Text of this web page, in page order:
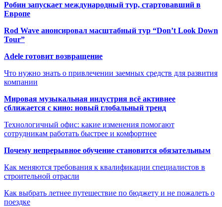
Робин запускает международный тур, стартовавший в
Европе
Rod Wave анонсировал масштабный тур “Don’t Look Down
Tour”
Adele готовит возвращение
Что нужно знать о привлечении заемных средств для развития
компании
Мировая музыкальная индустрия всё активнее
сближается с кино: новый глобальный тренд
Технологичный офис: какие изменения помогают
сотрудникам работать быстрее и комфортнее
Почему непрерывное обучение становится обязательным
Как меняются требования к квалификации специалистов в
строительной отрасли
Как выбрать летнее путешествие по бюджету и не пожалеть о
поездке